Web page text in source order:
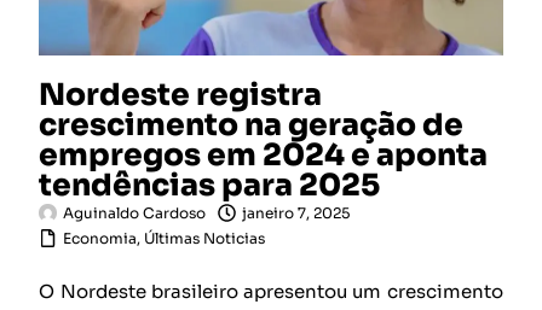
Nordeste registra
crescimento na geração de
empregos em 2024 e aponta
tendências para 2025
Aguinaldo Cardoso
janeiro 7, 2025
Economia, Últimas Noticias
O Nordeste brasileiro apresentou um crescimento